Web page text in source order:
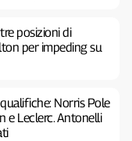
posizioni di
per impeding su
Norris Pole
e Leclerc. Antonelli